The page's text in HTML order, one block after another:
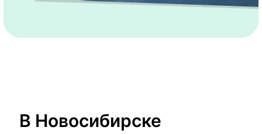
В Новосибирске